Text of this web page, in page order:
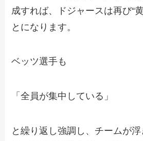
成すれば、ドジャースは再び“
とになります。
ベッツ選手も
「全員が集中している」
と繰り返し強調し、チームが